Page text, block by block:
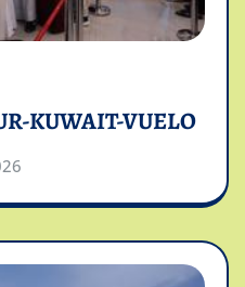
KUWAIT-VUELO